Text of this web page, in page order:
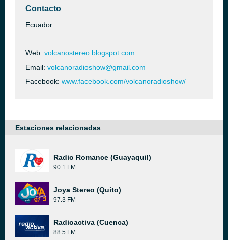
Contacto
Ecuador
Web: volcanostereo.blogspot.com
Email: volcanoradioshow@gmail.com
Facebook: www.facebook.com/volcanoradioshow/
Estaciones relacionadas
Radio Romance (Guayaquil)
90.1 FM
Joya Stereo (Quito)
97.3 FM
Radioactiva (Cuenca)
88.5 FM